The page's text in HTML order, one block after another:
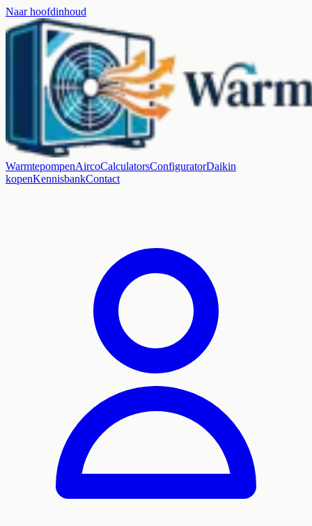
Naar hoofdinhoud
WarmtepompenAircoCalculatorsConfiguratorDaikin
kopenKennisbankContact